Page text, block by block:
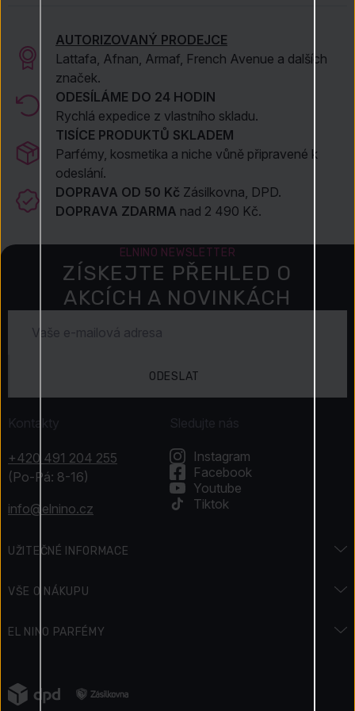
AUTORIZOVANÝ PRODEJCE
Lattafa, Afnan, Armaf, French Avenue a dalších
značek.
ODESÍLÁME DO 24 HODIN
Rychlá expedice z vlastního skladu.
TISÍCE PRODUKTŮ SKLADEM
Parfémy, kosmetika a niche vůně připravené k
odeslání.
DOPRAVA OD 50 Kč Zásilkovna, DPD.
DOPRAVA ZDARMA nad 2 490 Kč.
ELNINO NEWSLETTER
ZÍSKEJTE PŘEHLED O
AKCÍCH A NOVINKÁCH
ODESLAT
Kontakty
+420 491 204 255
(Po-Pá: 8-16)
info@elnino.cz
UŽITEČNÉ INFORMACE
Svátky & Akce
Jak získáváme recenze
VŠE O NÁKUPU
Vrácení zboží
EL NINO PARFÉMY
Napsali o nás
Sledujte nás
Instagram
Facebook
Youtube
Tiktok